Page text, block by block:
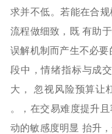
求并不低。若能在合
流程做细致，既 有助
误解机制而产生不必
段中，情绪指标与成
大， 忽视风险预算让
。，在交易难度提升
动的敏感度明显 抬升